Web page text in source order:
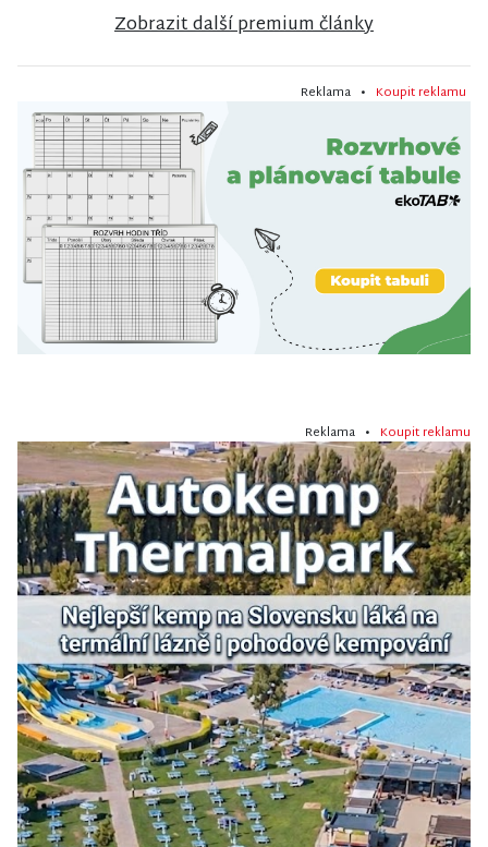
Zobrazit další premium články
Reklama • Koupit reklamu
Reklama • Koupit reklamu